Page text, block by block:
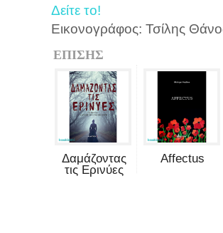
Δείτε το!
Εικονογράφος: Τσίλης
ΕΠΙΣΗΣ
Δαμάζοντας
τις Ερινύες
Affectus